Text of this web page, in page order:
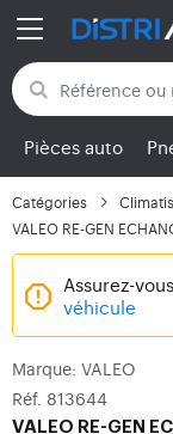
Retour aux
Pièces auto
Catégories
Assurez-
véhicule
Marque: VALEO
Réf. 813644
VALEO RE-GEN